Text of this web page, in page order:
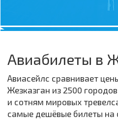
Авиабилеты в
Авиасейлс сравнивает
Жезказган из 2500
и сотням мировых
самые дешёвые билеты на